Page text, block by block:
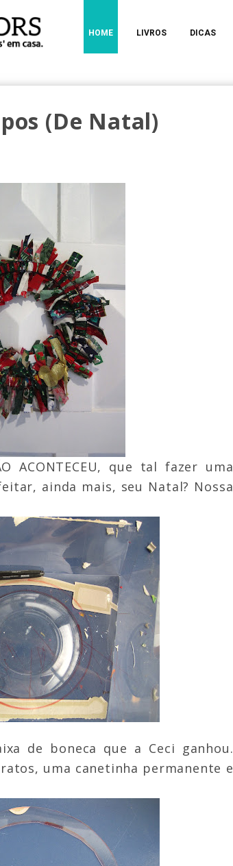
HOME LIVROS DICAS
(de Natal)
ACONTECEU, que tal fazer uma
ainda mais, seu Natal? Nossa
de boneca que a Ceci ganhou.
, uma canetinha permanente e